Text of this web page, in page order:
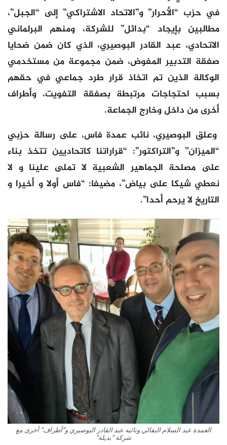
في حزب “الأحرار” و”الاتحاد الاشتراكي” إلى “الجبل”،
مطالبين بإيجاد “بدائل” للشركة، ومنهم البرلماني
الاتحادي، عبد القادر البوصيري، الذي كان ضمن ضحايا
صفقة التدبير المفوض، ضمن مجموعة من مستخدمي
الوكالة الذين تم اتخاذ قرار طرد جماعي في حقهم
بسبب احتجاجات مرتبطة بصفقة التفويت، وأطراف
أخرى من داخل وخارج الجماعة.
وعلق البوصيري، نائب عمدة فاس، على رسالة حزبي
“الميزان” و”التراكتور”: “قراراتنا كاتحاديين تتخذ بناء
على مصلحة الجماهير الشعبية لا تملى علينا و لا
نعطي شيكا على بياض”، مضيفا: “فاس أولا و أخيرا و
التاريخ لا يرحم أحدا”.
العمدة عبد السلام البقالي ونائبه عبد القادر البوصيري و”أطراف” أخرى مع
شركة “بديلة”